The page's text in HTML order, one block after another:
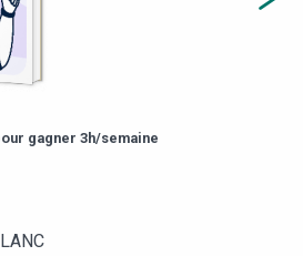
gagner 3h/semaine